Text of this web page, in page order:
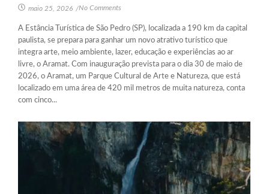
maio 25, 2026 /No Comments
A Estância Turística de São Pedro (SP), localizada a 190 km da capital
paulista, se prepara para ganhar um novo atrativo turístico que
integra arte, meio ambiente, lazer, educação e experiências ao ar
livre, o Aramat. Com inauguração prevista para o dia 30 de maio de
2026, o Aramat, um Parque Cultural de Arte e Natureza, que está
localizado em uma área de 420 mil metros de muita natureza, conta
com cinco...